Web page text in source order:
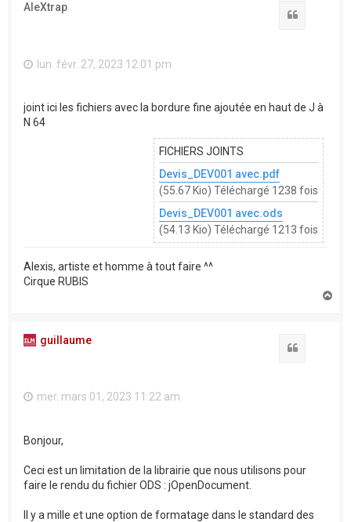
AleXtrap
lun. févr. 27, 2023 12:01 pm
joint ici les fichiers avec la bordure fine ajoutée en haut de J à
N 64
FICHIERS JOINTS
Devis_DEV001 avec.pdf
(55.67 Kio) Téléchargé 1238 fois
Devis_DEV001 avec.ods
(54.13 Kio) Téléchargé 1213 fois
Alexis, artiste et homme à tout faire ^^
Cirque RUBIS
guillaume
mer. mars 01, 2023 11:22 am
Bonjour,
Ceci est un limitation de la librairie que nous utilisons pour
faire le rendu du fichier ODS : jOpenDocument.
Il y a mille et une option de formatage dans le standard des